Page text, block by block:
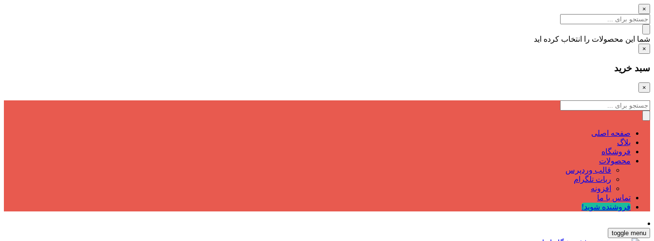
×
شما این محصولات را انتخاب کرده اید
×
سبد خرید
×
صفحه اصلی
بلاگ
فروشگاه
محصولات
قالب وردپرس
ربات تلگرام
افزونه
تماس با ما
فروشنده شوید!
toggle menu